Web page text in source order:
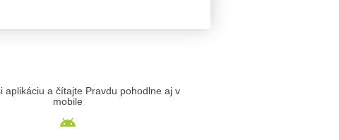
aplikáciu a čítajte Pravdu pohodlne aj v
mobile